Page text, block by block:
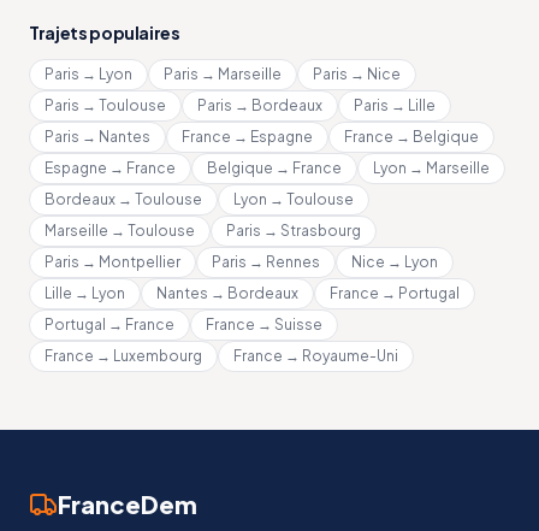
Trajets populaires
Paris → Lyon Paris → Marseille
Paris → Nice
Paris → Toulouse
Paris → Bordeaux
Paris → Lille
Paris → Nantes
France → Espagne
France → Belgique
Espagne → France
Belgique → France
Lyon → Marseille
Bordeaux → Toulouse
Lyon → Toulouse
Marseille → Toulouse
Paris → Strasbourg
Paris → Montpellier
Paris → Rennes
Nice → Lyon
Lille → Lyon
Nantes → Bordeaux
France → Portugal
Portugal → France
France → Suisse
France → Luxembourg
France → Royaume-Uni
FranceDem